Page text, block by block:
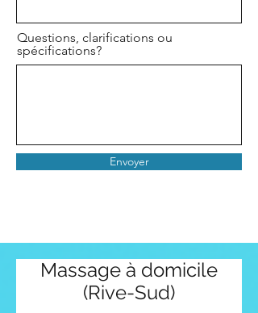
Questions, clarifications ou
spécifications?
Envoyer
Massage à domicile
(Rive-Sud)